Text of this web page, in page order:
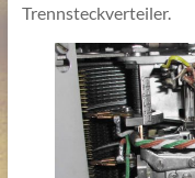
Trennsteckverteiler.